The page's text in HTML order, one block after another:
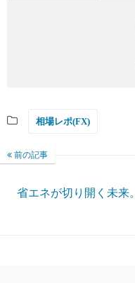
相場レポ(FX)
前の記事
省エネが切り開く未来。